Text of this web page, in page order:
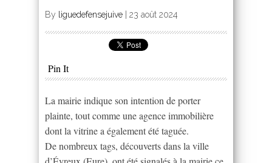
By liguedefensejuive 23 août 2024
Pin It
La mairie indique son intention de porter
plainte, tout comme une agence immobilière
dont la vitrine a également été taguée.
De nombreux tags, découverts dans la ville